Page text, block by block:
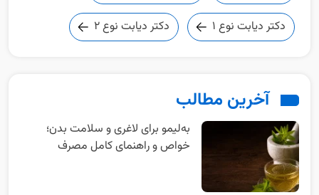
دکتر دیابت نوع 1 دکتر دیابت نوع 2
آخرین مطالب
به‌‌لیمو برای لاغری و سلامت بدن؛
خواص و راهنمای کامل مصرف